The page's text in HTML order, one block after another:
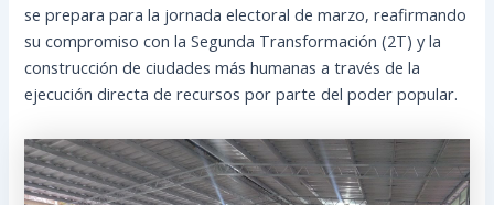
se prepara para la jornada electoral de marzo, reafirmando
su compromiso con la Segunda Transformación (2T) y la
construcción de ciudades más humanas a través de la
ejecución directa de recursos por parte del poder popular.